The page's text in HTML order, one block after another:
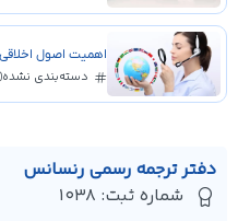
اهمیت اصول
دسته‌بندی نشده
دفتر ترجمه رسمی رنسانس
شماره ثبت: 1038